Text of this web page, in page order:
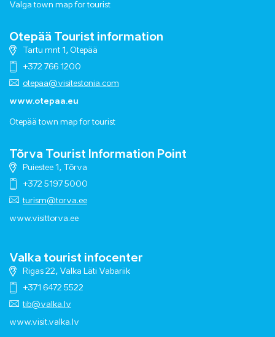
Valga town map for tourist
Otepää Tourist information
Tartu mnt 1, Otepää
+372 766 1200
otepaa@visitestonia.com
www.otepaa.eu
Otepää town map for tourist
Tõrva Tourist Information Point
Puiestee 1, Tõrva
+372 5197 5000
turism@torva.ee
www.visittorva.ee
Valka tourist infocenter
Rigas 22, Valka Läti Vabariik
+371 6472 5522
tib@valka.lv
www.visit.valka.lv